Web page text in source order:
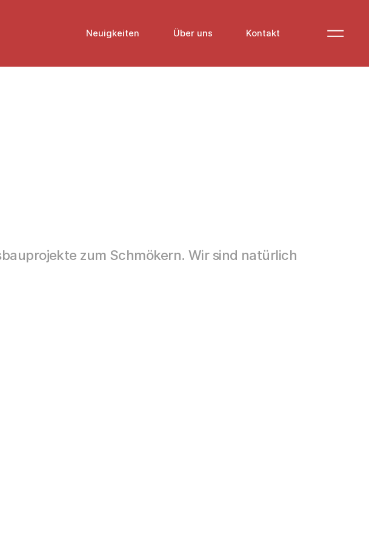
Neuigkeiten Über uns Kontakt
zum Schmökern. Wir sind natürlich